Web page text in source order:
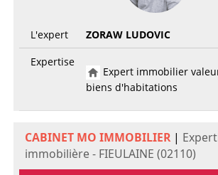
L'expert
ZORAW LUDOVIC
Expertise
Expert immobilier
biens d'habitations
CABINET MO IMMOBILIER|
immobilière - FIEULAINE (02110)